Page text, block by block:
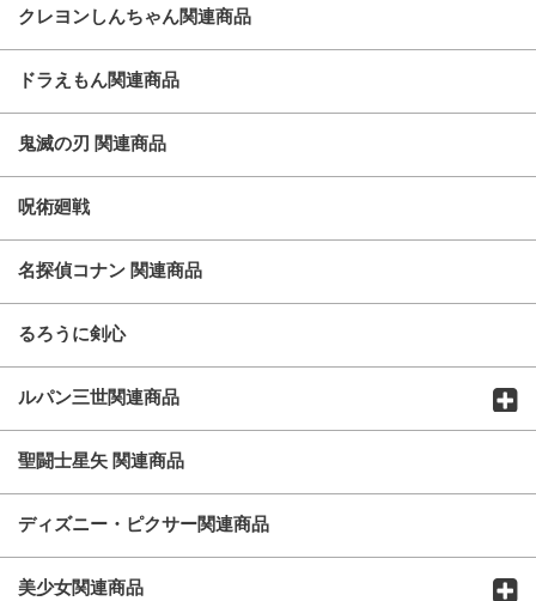
クレヨンしんちゃん関連商品
ドラえもん関連商品
鬼滅の刃 関連商品
呪術廻戦
名探偵コナン 関連商品
るろうに剣心
ルパン三世関連商品
聖闘士星矢 関連商品
ディズニー・ピクサー関連商品
美少女関連商品